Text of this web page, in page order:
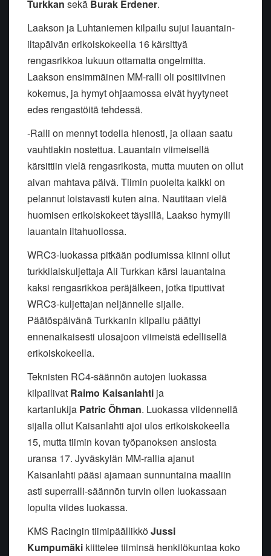
Turkkan sekä Burak Erdener.
Laakson ja Luhtaniemen kilpailu sujui lauantain-
iltapäivän erikoiskokeella 16 kärsittyä
rengasrikkoa lukuun ottamatta ongelmitta.
Laakson ensimmäinen MM-ralli oli positiivinen
kokemus, ja hymyt ohjaamossa eivät hyytyneet
edes rengastöitä tehdessä.
-Ralli on mennyt todella hienosti, ja ollaan saatu
vauhtiakin nostettua. Lauantain viimeisellä
kärsittiin vielä rengasrikosta, mutta muuten on ollut
aivan mahtava päivä. Tiimin puolelta kaikki on
pelannut loistavasti kuten aina. Nautitaan vielä
huomisen erikoiskokeet täysillä, Laakso hymyili
lauantain iltahuollossa.
WRC3-luokassa pitkään podiumissa kiinni ollut
turkkilaiskuljettaja Ali Turkkan kärsi lauantaina
kaksi rengasrikkoa peräjälkeen, jotka tiputtivat
WRC3-kuljettajan neljännelle sijalle.
Päätöspäivänä Turkkanin kilpailu päättyi
ennenaikaisesti ulosajoon viimeistä edellisellä
erikoiskokeella.
Teknisten RC4-säännön autojen luokassa
kilpailivat Raimo Kaisanlahti ja
kartanlukija Patric Öhman. Luokassa viidennellä
sijalla ollut Kaisanlahti ajoi ulos erikoiskokeella
15, mutta tiimin kovan työpanoksen ansiosta
uransa 17. Jyväskylän MM-rallia ajanut
Kaisanlahti pääsi ajamaan sunnuntaina maaliin
asti superralli-säännön turvin ollen luokassaan
lopulta viides luokassa.
KMS Racingin tiimipäällikköJussi
Kumpumäki kiittelee tiiminsä henkilökuntaa koko